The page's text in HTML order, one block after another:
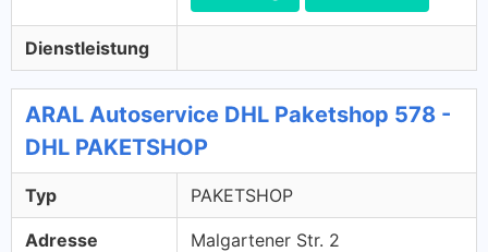
Dienstleistung
ARAL Autoservice DHL Paketshop 578 -
DHL PAKETSHOP
Typ PAKETSHOP
Adresse
Malgartener Str. 2